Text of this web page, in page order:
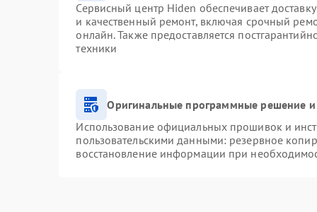
Сервисный центр Hiden обеспечивает
и качественный ремонт, включая срочный
онлайн. Также предоставляется
техники
Оригинальные программные решение
Использование официальных прошивок и
пользовательскими данными: резервное
восстановление информации при